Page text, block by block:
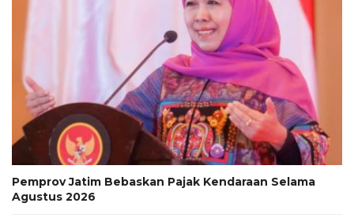
Pemprov Jatim Bebaskan Pajak Kendaraan Selama
Agustus 2026